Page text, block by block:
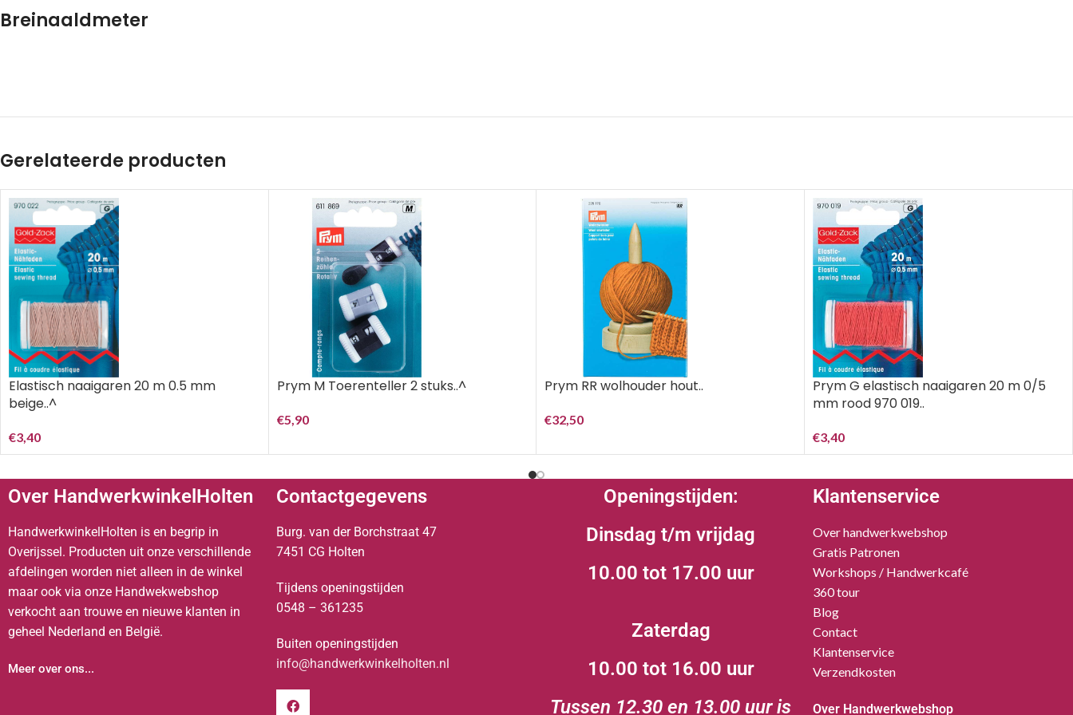
Breinaaldmeter
Gerelateerde producten
Elastisch naaigaren 20 m 0.5 mm
beige..^
€3,40
Prym M Toerenteller 2 stuks..^
€5,90
Prym RR wolhouder hout..
€32,50
Prym G elastisch naaigaren 20 m 0/5
mm rood 970 019..
€3,40
Over HandwerkwinkelHolten
HandwerkwinkelHolten is en begrip in
Overijssel. Producten uit onze verschillende
afdelingen worden niet alleen in de winkel
maar ook via onze Handwekwebshop
verkocht aan trouwe en nieuwe klanten in
geheel Nederland en België.
Meer over ons...
Contactgegevens
Burg. van der Borchstraat 47
7451 CG Holten
Tijdens openingstijden
0548 – 361235
Buiten openingstijden
info@handwerkwinkelholten.nl
Openingstijden:
Dinsdag t/m vrijdag
10.00 tot 17.00 uur
Zaterdag
10.00 tot 16.00 uur
Tussen 12.30 en 13.00 uur is
Klantenservice
Over handwerkwebshop
Gratis Patronen
Workshops / Handwerkcafé
360 tour
Blog
Contact
Klantenservice
Verzendkosten
Over Handwerkwebshop